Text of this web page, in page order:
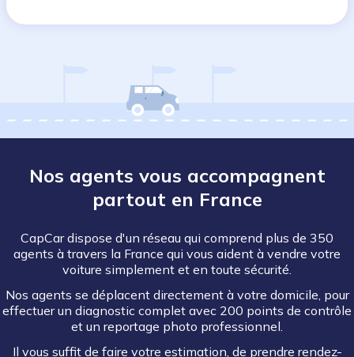
Nos agents vous accompagnent
partout en France
CapCar dispose d'un réseau qui comprend plus de 350
agents à travers la France qui vous aident à vendre votre
voiture simplement et en toute sécurité.
Nos agents se déplacent directement à votre domicile, pour
effectuer un diagnostic complet avec 200 points de contrôle
et un reportage photo professionnel.
Il vous suffit de faire votre estimation, de prendre rendez-